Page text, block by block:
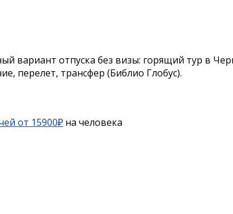
вариант отпуска без визы: горящий тур в
перелет, трансфер (Библио Глобус).
от 15900₽ на человека